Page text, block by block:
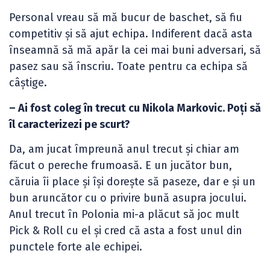
Personal vreau să mă bucur de baschet, să fiu
competitiv și să ajut echipa. Indiferent dacă asta
înseamnă să mă apăr la cei mai buni adversari, să
pasez sau să înscriu. Toate pentru ca echipa să
câștige.
– Ai fost coleg în trecut cu Nikola Markovic. Poți să
îl caracterizezi pe scurt?
Da, am jucat împreună anul trecut și chiar am
făcut o pereche frumoasă. E un jucător bun,
căruia îi place și își dorește să paseze, dar e și un
bun aruncător cu o privire bună asupra jocului.
Anul trecut în Polonia mi-a plăcut să joc mult
Pick & Roll cu el și cred că asta a fost unul din
punctele forte ale echipei.